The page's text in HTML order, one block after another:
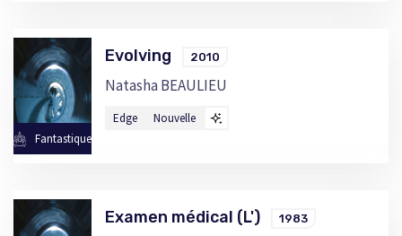
Fantastique
Evolving 2010
Natasha BEAULIEU
Edge Nouvelle
Examen médical (L') 1983